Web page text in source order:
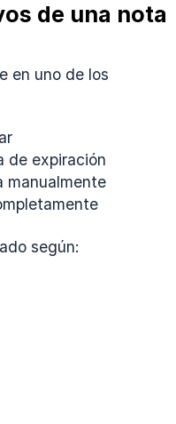
de una nota
en uno de los
de expiración
manualmente
según: